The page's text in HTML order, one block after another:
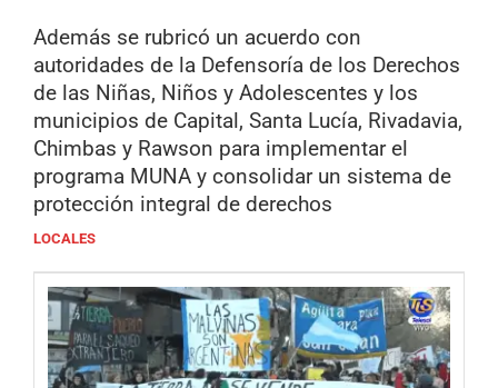
Además se rubricó un acuerdo con
autoridades de la Defensoría de los Derechos
de las Niñas, Niños y Adolescentes y los
municipios de Capital, Santa Lucía, Rivadavia,
Chimbas y Rawson para implementar el
programa MUNA y consolidar un sistema de
protección integral de derechos
LOCALES